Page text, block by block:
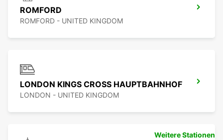
ROMFORD
ROMFORD - UNITED KINGDOM
LONDON KINGS CROSS HAUPTBAHNHOF
LONDON - UNITED KINGDOM
Weitere Stationen